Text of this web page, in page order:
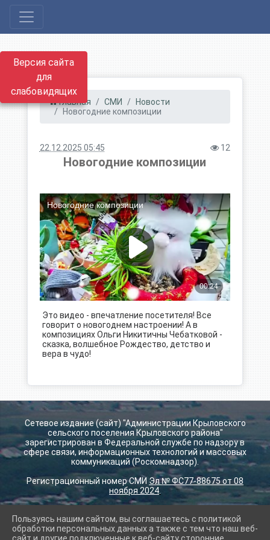
Версия сайта
для
слабовидящих
Главная СМИ
Новости
Новогодние композиции
22.12.2025 05:45 12
Новогодние композиции
Это видео - впечатление посетителя! Все
говорит о новогоднем настроении! А в
композициях Ольги Никитичны Чебатковой -
сказка, волшебное Рождество, детство и
вера в чудо!
Сетевое издание (сайт) "Администрации Крыловского
сельского поселения Крыловского района"
зарегистрирован в Федеральной службе по надзору в
сфере связи, информационных технологий и массовых
коммуникаций (Роскомнадзор).
Регистрационный номер СМИ Эл № ФС77-88675 от 08
ноября 2024
2026 г. krilovskay.ru
Вход
Пользуясь нашим сайтом, вы соглашаетесь с политикой
обработки персональных данных а также с тем что наш веб-